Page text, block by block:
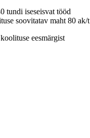
tundi iseseisvat tööd
soovitatav maht 80 ak/t
eesmärgist